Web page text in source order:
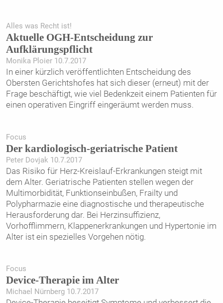
Alles was Recht ist!
Aktuelle OGH-Entscheidung zur
Aufklärungspflicht
Monika Ploier 10.7.2017
In einer kürzlich veröffentlichten Entscheidung des
Obersten Gerichtshofes hat sich dieser (erneut) mit der
Frage beschäftigt, wie viel Bedenkzeit einem Patienten für
einen operativen Eingriff eingeräumt werden muss.
Focus
Der kardiologisch-geriatrische Patient
Peter Dovjak 10.7.2017
Das Risiko für Herz-Kreislauf-Erkrankungen steigt mit
dem Alter. Geriatrische Patienten stellen wegen der
Multimorbidität, Funktionseinbußen, Frailty und
Polypharmazie eine diagnostische und therapeutische
Herausforderung dar. Bei Herzinsuffizienz,
Vorhofflimmern, Klappenerkrankungen und Hypertonie im
Alter ist ein spezielles Vorgehen nötig.
Focus
Device-Therapie im Alter
Michael Nürnberg 10.7.2017